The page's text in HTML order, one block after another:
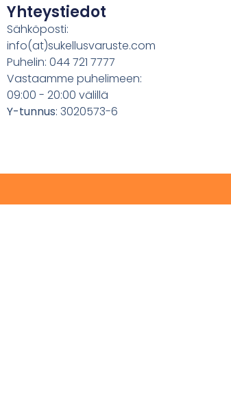
Yhteystiedot
Sähköposti:
info(at)sukellusvaruste.com
Puhelin: 044 721 7777
Vastaamme puhelimeen:
09:00 - 20:00 välillä
Y-tunnus: 3020573-6